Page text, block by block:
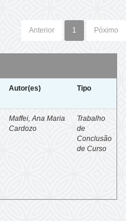
Anterior 1 Póximo
Autor(es) Tipo
Maffei, Ana Maria
Cardozo
Trabalho
de
Conclusão
de Curso